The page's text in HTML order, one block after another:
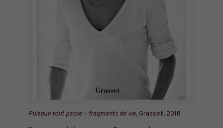
Puisque tout passe– fragments de vie, Grasset, 2018